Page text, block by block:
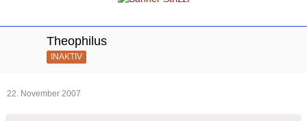
Theophilus
INAKTIV
22. November 2007